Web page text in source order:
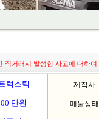
직거래시 발생한 사고에 대하여
럭스틱 제작사
만원 매물상태